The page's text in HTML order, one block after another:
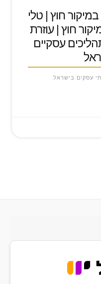
חוץ | טלי
חוץ | עוזרת
עסקיים
עסקים בישראל